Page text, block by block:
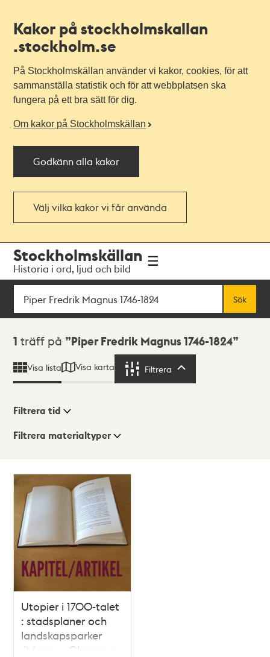
Kakor på stockholmskallan
.stockholm.se
På Stockholmskällan använder vi kakor, cookies, för att
sammanställa statistik och för att webbplatsen ska
fungera på ett bra sätt för dig.
Om kakor på Stockholmskällan
Godkänn alla kakor
Välj vilka kakor vi får använda
navigationen
huvudinnehållet
Stockholmskällan
Historia i ord, ljud och bild
Sök
Sök
Sökresultat
1 träff på Piper Fredrik Magnus 1746-1824
Visa lista Visa karta Filtrera
Visningsläge
Lista
Karta
Filtrera tid
Filtrera materialtyper
träffar
Utopier i 1700-talet
: stadsplaner och
landskapsparker
/Magnus Olausson